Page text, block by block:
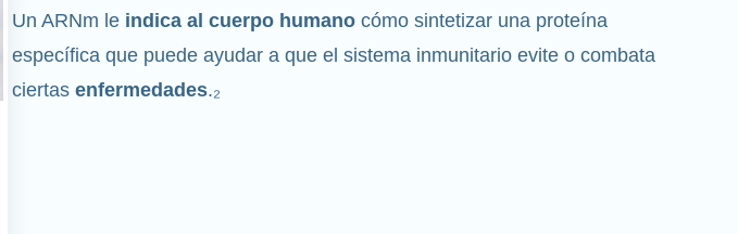
Un ARNm le indica al cuerpo humano cómo sintetizar una proteína
específica que puede ayudar a que el sistema inmunitario evite o combata
ciertas enfermedades.₂